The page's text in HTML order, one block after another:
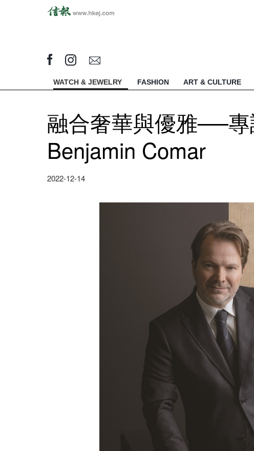
WATCH & JEWELRY FASHION ART & CULTURE
融合奢華與優雅──
Benjamin Comar
2022-12-14